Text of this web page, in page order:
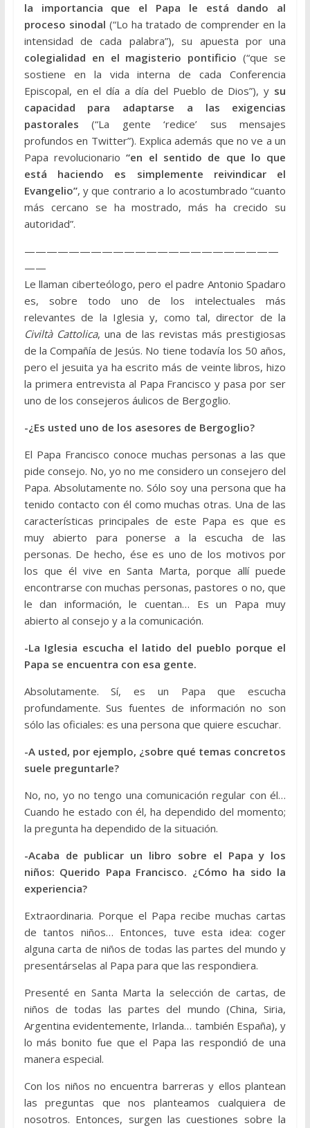
la importancia que el Papa le está dando al
proceso sinodal (“Lo ha tratado de comprender en la
intensidad de cada palabra”), su apuesta por una
colegialidad en el magisterio pontificio (“que se
sostiene en la vida interna de cada Conferencia
Episcopal, en el día a día del Pueblo de Dios”), y su
capacidad para adaptarse a las exigencias
pastorales (“La gente ‘redice’ sus mensajes
profundos en Twitter”). Explica además que no ve a un
Papa revolucionario“en el sentido de que lo que
está haciendo es simplemente reivindicar el
Evangelio”, y que contrario a lo acostumbrado “cuanto
más cercano se ha mostrado, más ha crecido su
autoridad”.
———————————————————————
——
Le llaman ciberteólogo, pero el padre Antonio Spadaro
es, sobre todo uno de los intelectuales más
relevantes de la Iglesia y, como tal, director de la
Civiltà Cattolica, una de las revistas más prestigiosas
de la Compañía de Jesús. No tiene todavía los 50 años,
pero el jesuita ya ha escrito más de veinte libros, hizo
la primera entrevista al Papa Francisco y pasa por ser
uno de los consejeros áulicos de Bergoglio.
-¿Es usted uno de los asesores de Bergoglio?
El Papa Francisco conoce muchas personas a las que
pide consejo. No, yo no me considero un consejero del
Papa. Absolutamente no. Sólo soy una persona que ha
tenido contacto con él como muchas otras. Una de las
características principales de este Papa es que es
muy abierto para ponerse a la escucha de las
personas. De hecho, ése es uno de los motivos por
los que él vive en Santa Marta, porque allí puede
encontrarse con muchas personas, pastores o no, que
le dan información, le cuentan… Es un Papa muy
abierto al consejo y a la comunicación.
-La Iglesia escucha el latido del pueblo porque el
Papa se encuentra con esa gente.
Absolutamente. Sí, es un Papa que escucha
profundamente. Sus fuentes de información no son
sólo las oficiales: es una persona que quiere escuchar.
-A usted, por ejemplo, ¿sobre qué temas concretos
suele preguntarle?
No, no, yo no tengo una comunicación regular con él…
Cuando he estado con él, ha dependido del momento;
la pregunta ha dependido de la situación.
-Acaba de publicar un libro sobre el Papa y los
niños: Querido Papa Francisco. ¿Cómo ha sido la
experiencia?
Extraordinaria. Porque el Papa recibe muchas cartas
de tantos niños… Entonces, tuve esta idea: coger
alguna carta de niños de todas las partes del mundo y
presentárselas al Papa para que las respondiera.
Presenté en Santa Marta la selección de cartas, de
niños de todas las partes del mundo (China, Siria,
Argentina evidentemente, Irlanda… también España), y
lo más bonito fue que el Papa las respondió de una
manera especial.
Con los niños no encuentra barreras y ellos plantean
las preguntas que nos planteamos cualquiera de
nosotros. Entonces, surgen las cuestiones sobre la